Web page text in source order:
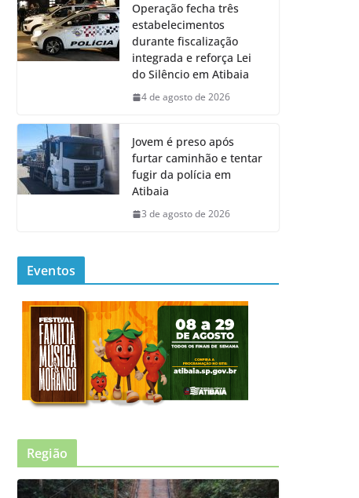
Operação fecha três
estabelecimentos
durante fiscalização
integrada e reforça Lei
do Silêncio em Atibaia
4 de agosto de 2026
Jovem é preso após
furtar caminhão e tentar
fugir da polícia em
Atibaia
3 de agosto de 2026
Eventos
Região